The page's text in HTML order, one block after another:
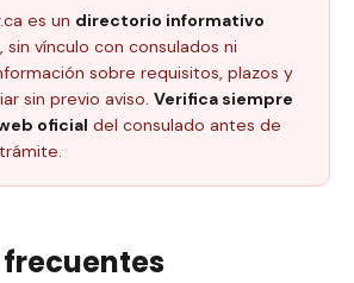
es un directorio informativo
, sin vínculo con consulados ni
sobre requisitos, plazos y
sin previo aviso. Verifica siempre
oficial del consulado antes de